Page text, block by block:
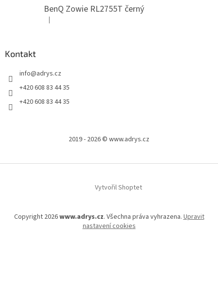
BenQ Zowie RL2755T černý
Hodnocení produktu je 5 z 5 hvězdiček.
|
Kontakt
info@adrys.cz
+420 608 83 44 35
+420 608 83 44 35
2019 - 2026 © www.adrys.cz
Vytvořil Shoptet
Copyright 2026www.adrys.cz. Všechna práva vyhrazena.Upravit
nastavení cookies